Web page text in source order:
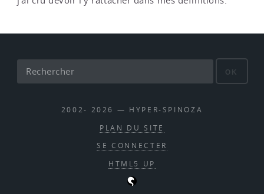
OK
2002- 2026 — HYPER-SPINOZA
PLAN DU SITE
SE CONNECTER
HTML5 UP